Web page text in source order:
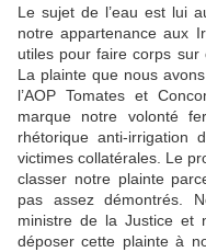
Le sujet de l’eau est lui
notre appartenance aux
utiles pour faire corps sur
La plainte que nous
l’AOP Tomates et
marque notre volonté
rhétorique anti-irrigation
victimes collatérales. Le
classer notre plainte
pas assez démontrés.
ministre de la Justice et
déposer cette plainte à